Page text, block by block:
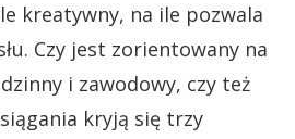
kreatywny, na ile pozwala
Czy jest zorientowany na
i zawodowy, czy też
kryją się trzy